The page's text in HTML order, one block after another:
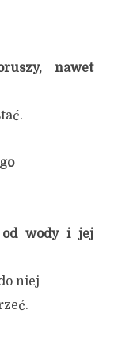
nawet
od wody i jej
niej